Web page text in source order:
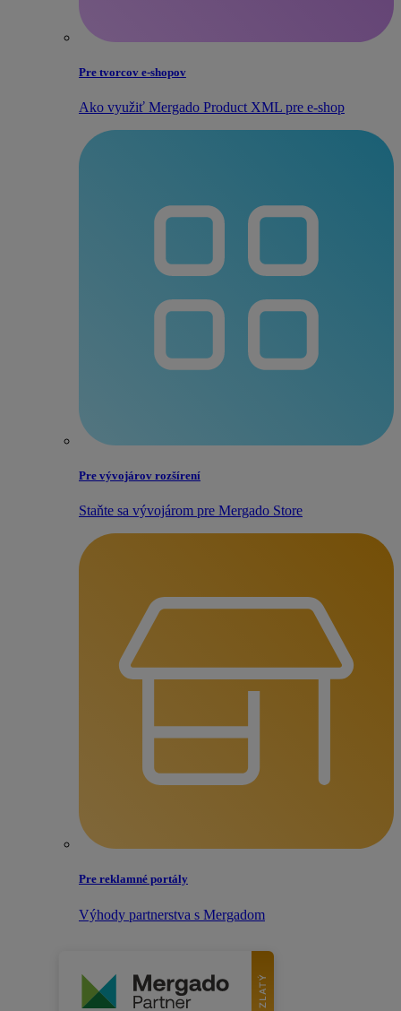
Pre tvorcov e‑shopov
Ako využiť Mergado Product XML pre e‑shop
Pre vývojárov rozšírení
Staňte sa vývojárom pre Mergado Store
Pre reklamné portály
Výhody partnerstva s Mergadom